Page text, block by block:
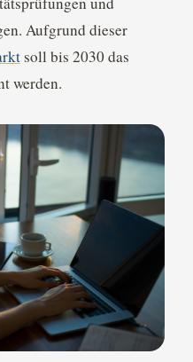
Aufgrund dieser
soll bis 2030 das
werden.